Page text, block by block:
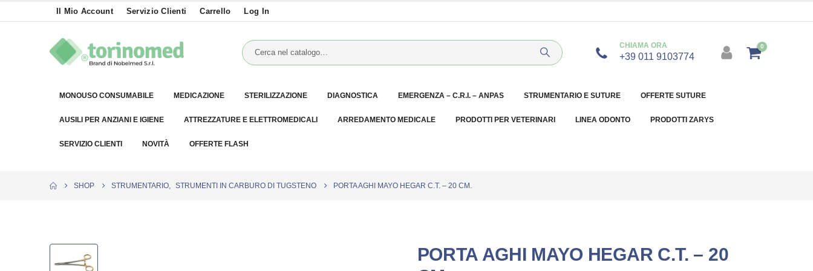
Il Mio Account Servizio Clienti Carrello Log In
CHIAMA ORA
+39 011 9103774
0
MONOUSO CONSUMABILE MEDICAZIONE STERILIZZAZIONE DIAGNOSTICA EMERGENZA – C.R.I. – ANPAS STRUMENTARIO E SUTURE OFFERTE SUTURE
AUSILI PER ANZIANI E IGIENE ATTREZZATURE E ELETTROMEDICALI ARREDAMENTO MEDICALE PRODOTTI PER VETERINARI LINEA ODONTO PRODOTTI ZARYS
SERVIZIO CLIENTI NOVITÀ OFFERTE FLASH
SHOP STRUMENTARIO STRUMENTI IN CARBURO DI TUGSTENO PORTA AGHI MAYO HEGAR C.T. – 20 CM.
PORTA AGHI MAYO HEGAR C.T. – 20